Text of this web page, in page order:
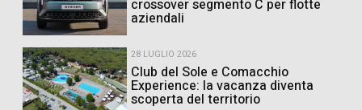
crossover segmento C per flotte
aziendali
28 LUGLIO 2026
Club del Sole e Comacchio
Experience: la vacanza diventa
scoperta del territorio